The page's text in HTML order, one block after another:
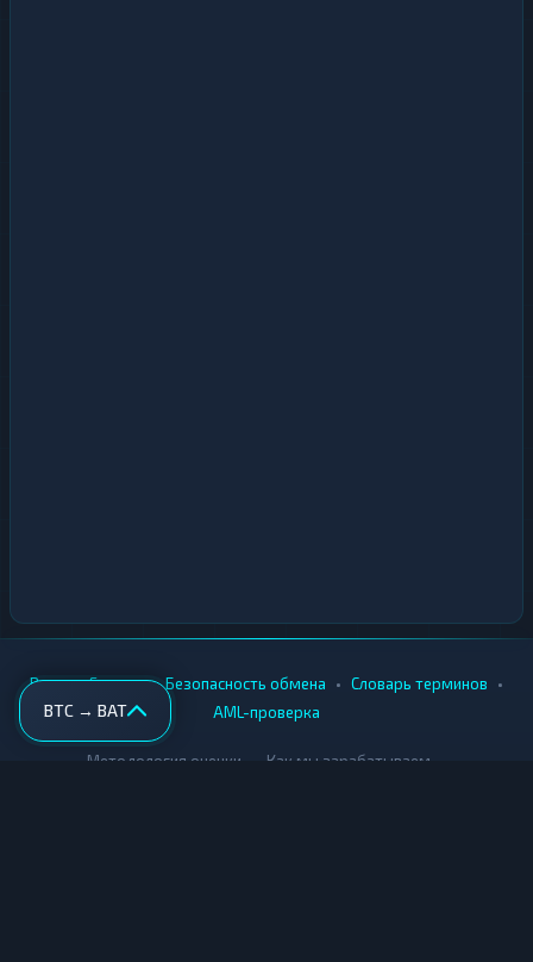
BTC → BAT
Вики • Города • Безопасность обмена • Словарь терминов •
AML-проверка
Методология оценки Как мы зарабатываем